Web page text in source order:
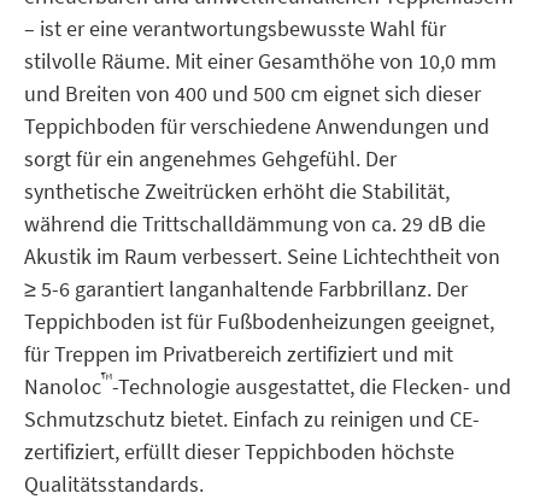
– ist er eine verantwortungsbewusste Wahl für
stilvolle Räume. Mit einer Gesamthöhe von 10,0 mm
und Breiten von 400 und 500 cm eignet sich dieser
Teppichboden für verschiedene Anwendungen und
sorgt für ein angenehmes Gehgefühl. Der
synthetische Zweitrücken erhöht die Stabilität,
während die Trittschalldämmung von ca. 29 dB die
Akustik im Raum verbessert. Seine Lichtechtheit von
≥ 5-6 garantiert langanhaltende Farbbrillanz. Der
Teppichboden ist für Fußbodenheizungen geeignet,
für Treppen im Privatbereich zertifiziert und mit
Nanoloc™-Technologie ausgestattet, die Flecken- und
Schmutzschutz bietet. Einfach zu reinigen und CE-
zertifiziert, erfüllt dieser Teppichboden höchste
Qualitätsstandards.